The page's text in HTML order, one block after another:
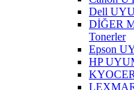
Dell
DİĞER
Tonerler
Epson
HP